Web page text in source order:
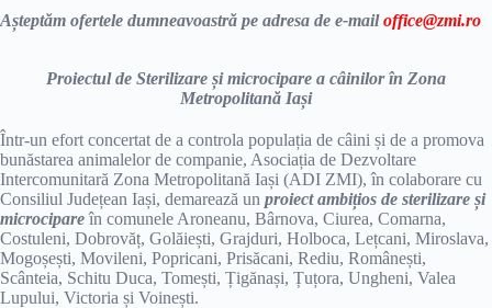
Așteptăm ofertele dumneavoastră pe adresa de e-mailoffice@zmi.ro
Proiectul de Sterilizare și microcipare a câinilor în Zona
Metropolitană Iași
Într-un efort concertat de a controla populația de câini și de a promova
bunăstarea animalelor de companie, Asociația de Dezvoltare
Intercomunitară Zona Metropolitană Iași (ADI ZMI), în colaborare cu
Consiliul Județean Iași, demarează un proiect ambițios de sterilizare și
microcipareîn comunele Aroneanu, Bârnova, Ciurea, Comarna,
Costuleni, Dobrovăț, Golăiești, Grajduri, Holboca, Lețcani, Miroslava,
Mogoșești, Movileni, Popricani, Prisăcani, Rediu, Românești,
Scânteia, Schitu Duca, Tomești, Țigănași, Țuțora, Ungheni, Valea
Lupului, Victoria și Voinești.